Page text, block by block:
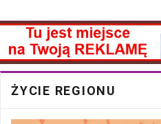
ŻYCIE REGIONU